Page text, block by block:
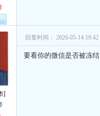
]
回复时间： 2026-05-14 19:42
要看你的微信是否被冻结